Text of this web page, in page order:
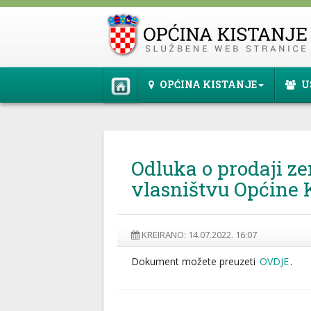
OPĆINA KISTANJE
Odluka o prodaji
vlasništvu Općine
KREIRANO: 14.07.2022. 16:07
Dokument možete preuzeti OVDJE.